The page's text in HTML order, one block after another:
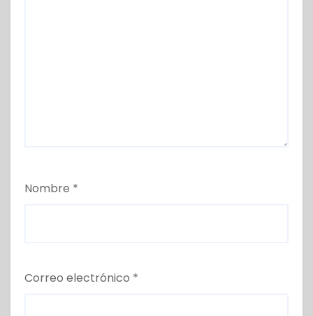
Nombre *
Correo electrónico *